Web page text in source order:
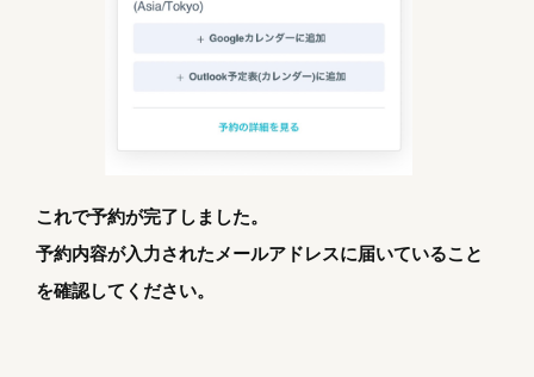
これで予約が完了しました。
予約内容が入力されたメールアドレスに届いていること
を確認してください。